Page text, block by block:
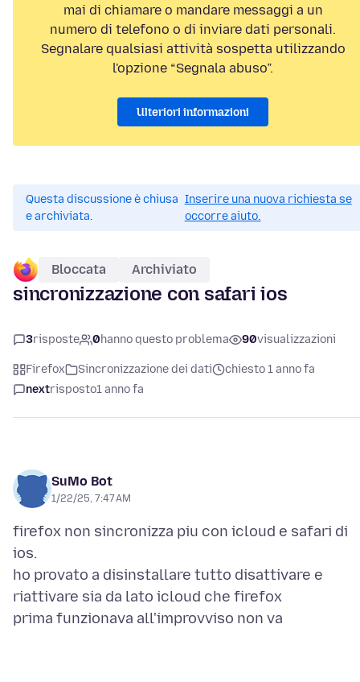
mai di chiamare o mandare messaggi a un
numero di telefono o di inviare dati personali.
Segnalare qualsiasi attività sospetta utilizzando
l'opzione “Segnala abuso”.
Ulteriori informazioni
Questa discussione è chiusa
e archiviata.
Inserire una nuova richiesta se
occorre aiuto.
Bloccata Archiviato
sincronizzazione con safari ios
3risposte 0hanno questo problema 90visualizzazioni
Firefox Sincronizzazione dei dati
chiesto 1 anno fa
nextrisposto1 anno fa
SuMo Bot
1/22/25, 7:47 AM
firefox non sincronizza piu con icloud e safari di
ios.
ho provato a disinstallare tutto disattivare e
riattivare sia da lato icloud che firefox